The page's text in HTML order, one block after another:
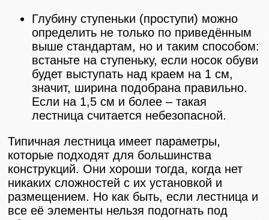
Глубину ступеньки (проступи) можно
определить не только по приведённым
выше стандартам, но и таким способом:
встаньте на ступеньку, если носок обуви
будет выступать над краем на 1 см,
значит, ширина подобрана правильно.
Если на 1,5 см и более – такая
лестница считается небезопасной.
Типичная лестница имеет параметры,
которые подходят для большинства
конструкций. Они хороши тогда, когда нет
никаких сложностей с их установкой и
размещением. Но как быть, если лестница и
все её элементы нельзя подогнать под